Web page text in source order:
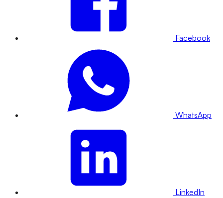
Facebook
WhatsApp
LinkedIn